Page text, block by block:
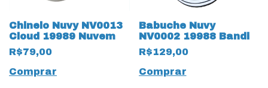
Chinelo Nuvy NV0013
Cloud 19989 Nuvem
R$79,00
Comprar
Babuche Nuvy
NV0002 19988 Bandi
R$129,00
Comprar